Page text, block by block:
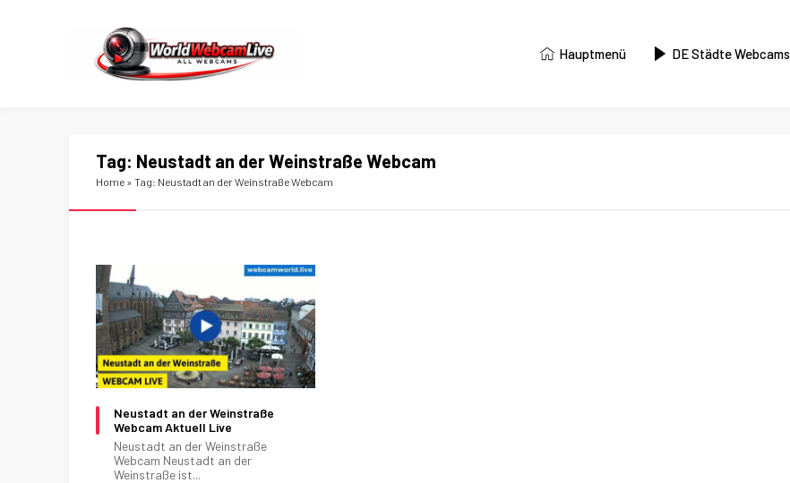
Hauptmenü DE Städte Webcams
Tag: Neustadt an der Weinstraße Webcam
Home » Tag: Neustadt an der Weinstraße Webcam
Neustadt an der Weinstraße
Webcam Aktuell Live
Neustadt an der Weinstraße
Webcam Neustadt an der
Weinstraße ist...